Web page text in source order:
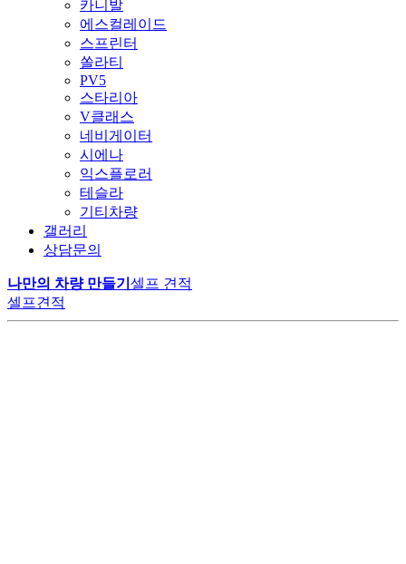
카니발
에스컬레이드
스프린터
쏠라티
PV5
스타리아
V클래스
네비게이터
시에나
익스플로러
테슬라
기티차량
갤러리
상담문의
나만의 차량 만들기 셀프 견적
셀프견적